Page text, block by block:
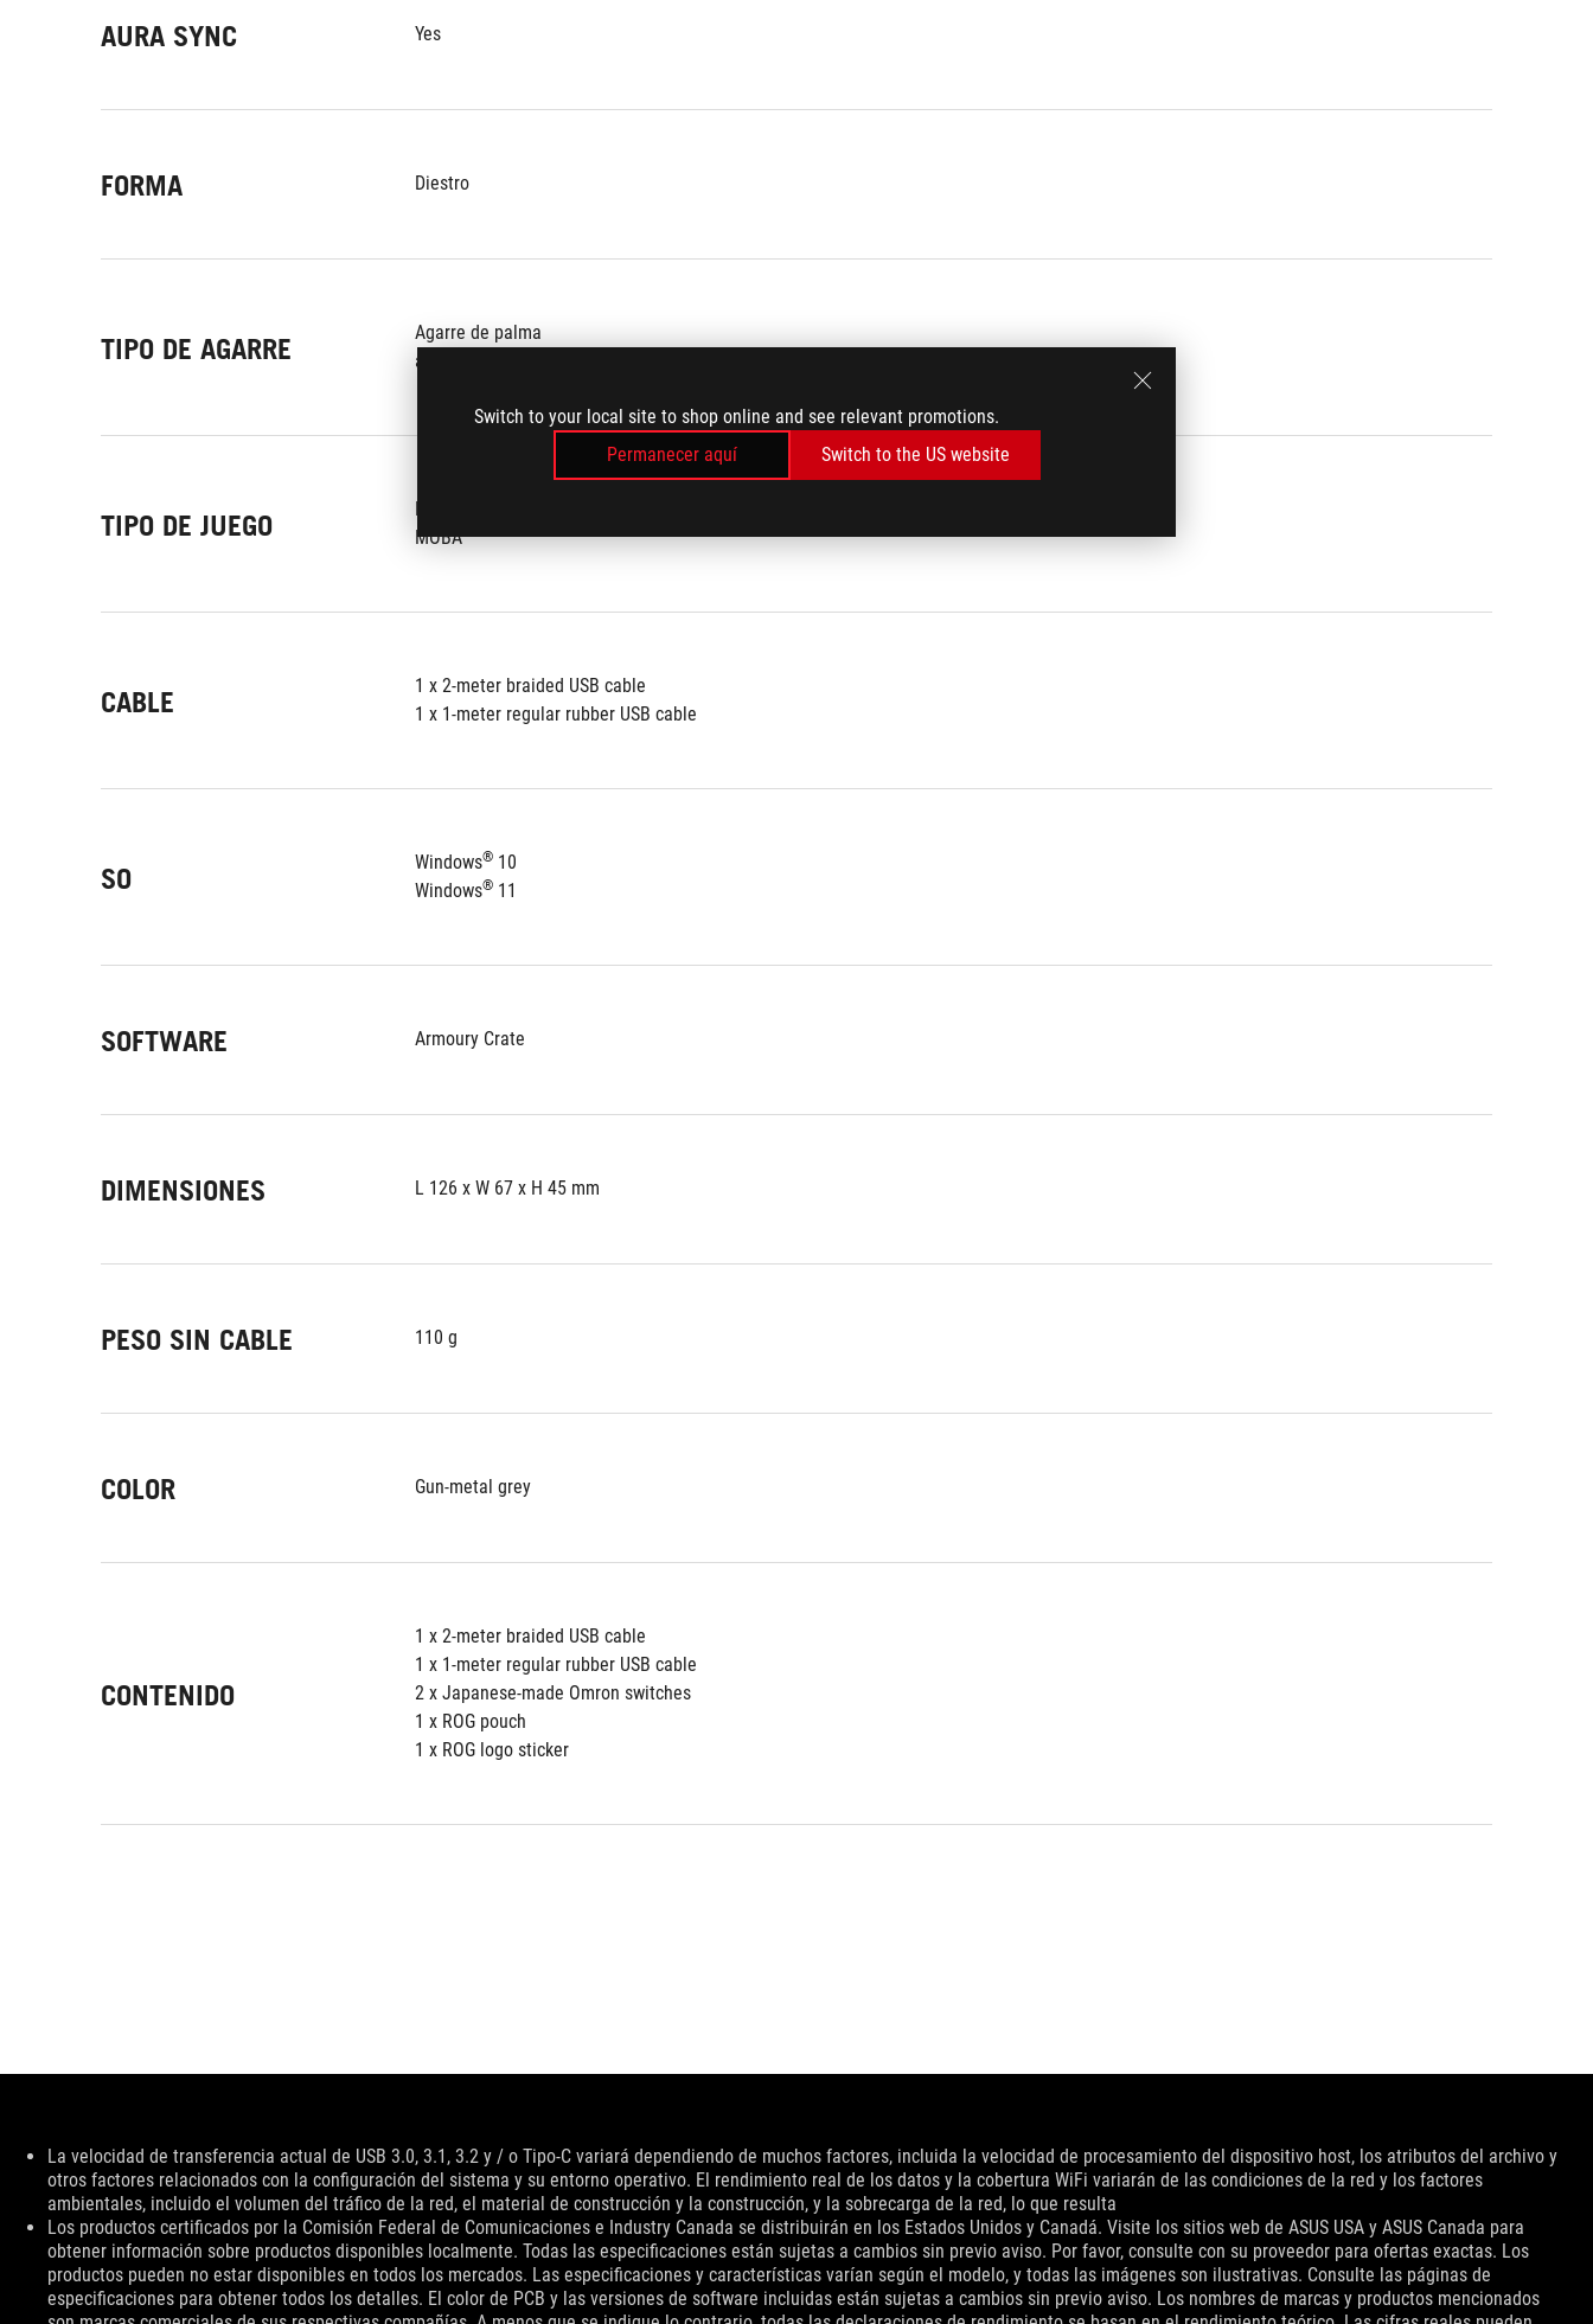
Switch to your local site to shop online and see relevant promotions.
Permanecer aquí
Switch to the US website
AURA SYNC Yes
FORMA Diestro
TIPO DE AGARRE
Agarre de palma
agarre de garra
TIPO DE JUEGO
FPS
MOBA
CABLE
1 x 2-meter braided USB cable
1 x 1-meter regular rubber USB cable
SO Windows® 10
Windows® 11
SOFTWARE Armoury Crate
DIMENSIONES L 126 x W 67 x H 45 mm
PESO SIN CABLE 110 g
COLOR Gun-metal grey
CONTENIDO
1 x 2-meter braided USB cable
1 x 1-meter regular rubber USB cable
2 x Japanese-made Omron switches
1 x ROG pouch
1 x ROG logo sticker
Descargo
responsabilidad
La velocidad de transferencia actual de USB 3.0, 3.1, 3.2 y / o Tipo-C variará dependiendo de muchos factores, incluida la velocidad de procesamiento del dispositivo host, los atributos del archivo y
otros factores relacionados con la configuración del sistema y su entorno operativo. El rendimiento real de los datos y la cobertura WiFi variarán de las condiciones de la red y los factores
ambientales, incluido el volumen del tráfico de la red, el material de construcción y la construcción, y la sobrecarga de la red, lo que resulta
Los productos certificados por la Comisión Federal de Comunicaciones e Industry Canada se distribuirán en los Estados Unidos y Canadá. Visite los sitios web de ASUS USA y ASUS Canada para
obtener información sobre productos disponibles localmente. Todas las especificaciones están sujetas a cambios sin previo aviso. Por favor, consulte con su proveedor para ofertas exactas. Los
productos pueden no estar disponibles en todos los mercados. Las especificaciones y características varían según el modelo, y todas las imágenes son ilustrativas. Consulte las páginas de
especificaciones para obtener todos los detalles. El color de PCB y las versiones de software incluidas están sujetas a cambios sin previo aviso. Los nombres de marcas y productos mencionados